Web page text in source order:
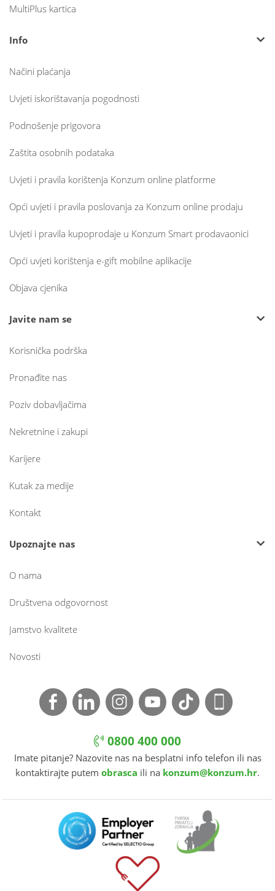
MultiPlus kartica
Info
Načini plaćanja
Uvjeti iskorištavanja pogodnosti
Podnošenje prigovora
Zaštita osobnih podataka
Uvjeti i pravila korištenja Konzum online platforme
Opći uvjeti i pravila poslovanja za Konzum online prodaju
Uvjeti i pravila kupoprodaje u Konzum Smart prodavaonici
Opći uvjeti korištenja e-gift mobilne aplikacije
Objava cjenika
Javite nam se
Korisnička podrška
Pronađite nas
Poziv dobavljačima
Nekretnine i zakupi
Karijere
Kutak za medije
Kontakt
Upoznajte nas
O nama
Društvena odgovornost
Jamstvo kvalitete
Novosti
0800 400 000
Imate pitanje? Nazovite nas na besplatni info telefon ili nas
kontaktirajte putem obrasca ili na konzum@konzum.hr.